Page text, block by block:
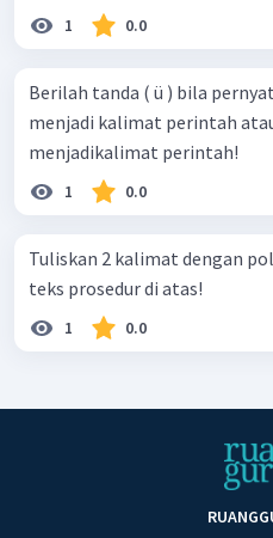
1 0.0
Berilah tanda ( ü ) bila
menjadi kalimat perintah
menjadikalimat perintah!
1 0.0
Tuliskan 2 kalimat dengan
teks prosedur di atas!
1 0.0